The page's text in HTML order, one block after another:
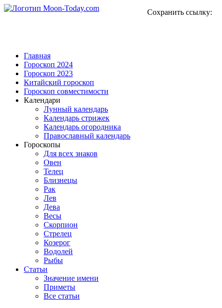
Сохранить ссылку:
Главная
Гороскоп 2024
Гороскоп 2023
Китайский гороскоп
Гороскоп совместимости
Календари
Лунный календарь
Календарь стрижек
Календарь огородника
Православный календарь
Гороскопы
Для всех знаков
Овен
Телец
Близнецы
Рак
Лев
Дева
Весы
Скорпион
Стрелец
Козерог
Водолей
Рыбы
Статьи
Значение имени
Приметы
Все статьи